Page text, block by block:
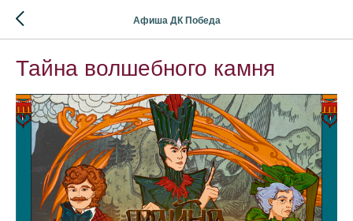
Афиша ДК Победа
Тайна волшебного камня